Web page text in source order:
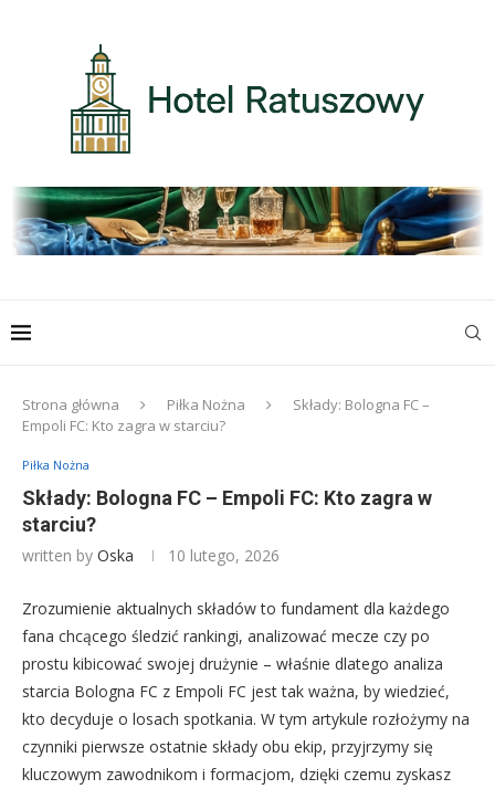
Strona główna Piłka Nożna
Składy: Bologna FC –
Empoli FC: Kto zagra w starciu?
Piłka Nożna
Składy: Bologna FC – Empoli FC: Kto zagra w
starciu?
written by Oska 10 lutego, 2026
Zrozumienie aktualnych składów to fundament dla każdego
fana chcącego śledzić rankingi, analizować mecze czy po
prostu kibicować swojej drużynie – właśnie dlatego analiza
starcia Bologna FC z Empoli FC jest tak ważna, by wiedzieć,
kto decyduje o losach spotkania. W tym artykule rozłożymy na
czynniki pierwsze ostatnie składy obu ekip, przyjrzymy się
kluczowym zawodnikom i formacjom, dzięki czemu zyskasz